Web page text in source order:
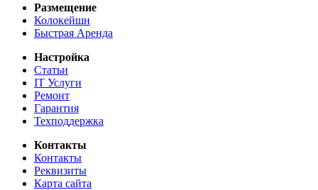
Размещение
Колокейшн
Быстрая Аренда
Настройка
Статьи
IT Услуги
Ремонт
Гарантия
Техподдержка
Контакты
Контакты
Реквизиты
Карта сайта